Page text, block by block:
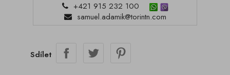
+421 915 232 100
samuel.adamik@torintn.com
Sdílet